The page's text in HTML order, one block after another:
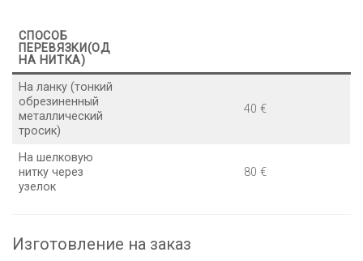
СПОСОБ
ПЕРЕВЯЗКИ(ОД
НА НИТКА)
На ланку (тонкий
обрезиненный
металлический
тросик)
40 €
На шелковую
нитку через
узелок
80 €
Изготовление на заказ